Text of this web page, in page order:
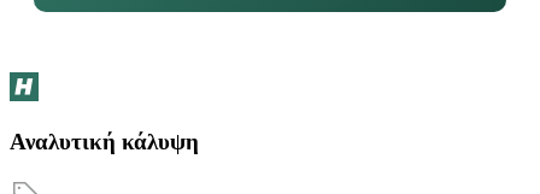
Αναλυτική κάλυψη